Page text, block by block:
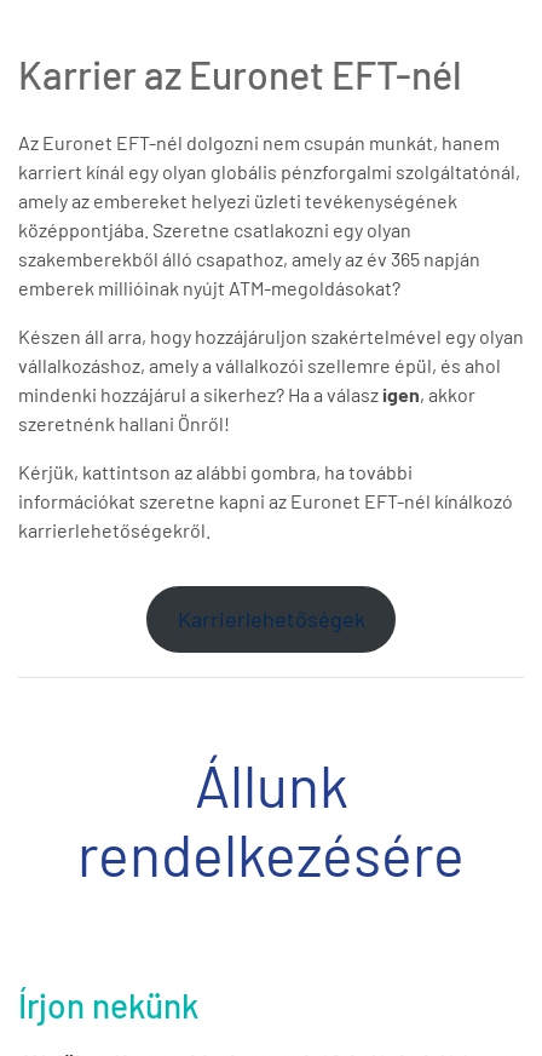
Karrier az Euronet EFT-nél
Az Euronet EFT-nél dolgozni nem csupán munkát, hanem
karriert kínál egy olyan globális pénzforgalmi szolgáltatónál,
amely az embereket helyezi üzleti tevékenységének
középpontjába. Szeretne csatlakozni egy olyan
szakemberekből álló csapathoz, amely az év 365 napján
emberek millióinak nyújt ATM-megoldásokat?
Készen áll arra, hogy hozzájáruljon szakértelmével egy olyan
vállalkozáshoz, amely a vállalkozói szellemre épül, és ahol
mindenki hozzájárul a sikerhez? Ha a válasz igen, akkor
szeretnénk hallani Önről!
Kérjük, kattintson az alábbi gombra, ha további
információkat szeretne kapni az Euronet EFT-nél kínálkozó
karrierlehetőségekről.
Karrierlehetőségek
Állunk
rendelkezésére
Írjon nekünk